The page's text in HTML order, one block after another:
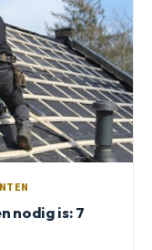
nodig is: 7